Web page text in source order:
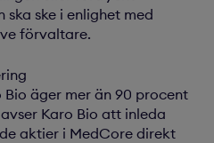
ska ske i enlighet med
förvaltare.
äger mer än 90 procent
Karo Bio att inleda
aktier i MedCore direkt